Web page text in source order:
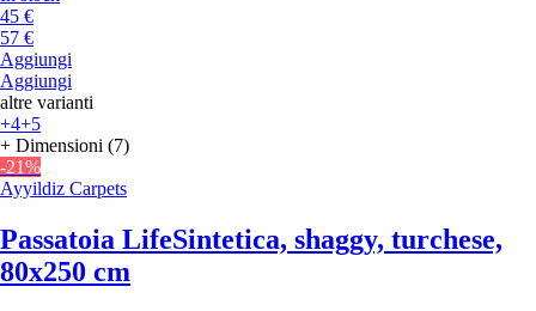
45 €
57 €
Aggiungi
Aggiungi
altre varianti
+4+5
+ Dimensioni (7)
-21%
Ayyildiz Carpets
Passatoia LifeSintetica, shaggy, turchese,
80x250 cm